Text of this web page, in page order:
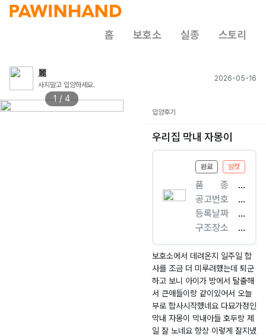
홈 보호소 실종 스토리
麗
사지말고 입양하세요.
2026-05-16
1 / 4
입양후기
우리집 막내 자몽이
완료 암컷
품ㅤㅤ종
[
고
양
이
]
한
국
고
양
이
공고번호
충
남
-
보
령
-
2
0
2
6
등록날짜
2
0
2
6.
0
4.
1
7
구조장소
중
앙
로
2
6
4
대
천
보호소에서 데려온지 일주일 합
사를 조금 더 미루려했는데 퇴군
하고 보니 아이가 방에서 탈출해
서 큰애들이랑 같이있어서 오늘
부로 합사시작했네요 다묘가정인
막내 자몽이 막내아들 호두랑 제
일 잘 노네요 항상 이렇게 잘지냈